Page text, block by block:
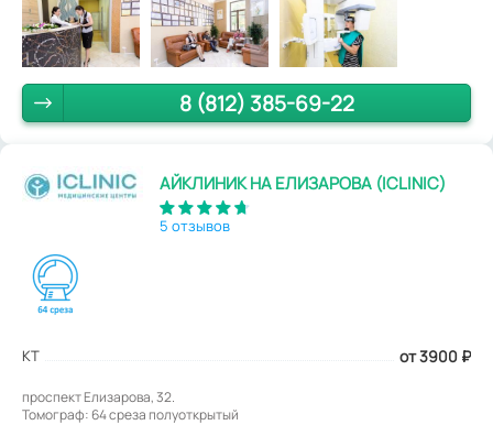
8 (812) 385-69-22
АЙКЛИНИК НА ЕЛИЗАРОВА (ICLINIC)
5 отзывов
КТ от 3900 ₽
проспект Елизарова, 32.
Томограф: 64 среза полуоткрытый